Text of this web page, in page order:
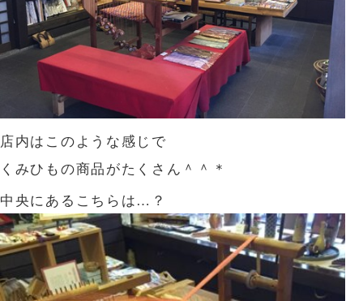
店内はこのような感じで
くみひもの商品がたくさん＾＾＊
中央にあるこちらは…？